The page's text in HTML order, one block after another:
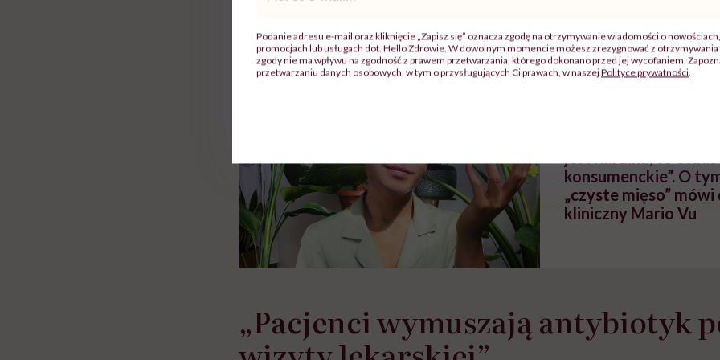
w tym może chyba tylko
głupota i brak wyobraźni"
kobiet w ciąży na rynku
pracy
warsztat
ekspercki
POLECAMY
„Sprzedaż mięsa
konsumenckie”. O
„czyste mięso”
kliniczny Mario Vu
„Pacjenci wymuszają antybiotyk
mail*
Podanie adresu e-mail oraz kliknięcie „Zapisz się” oznacza zgodę na otrzymywanie wiadomości o
promocjach lub usługach dot. Hello Zdrowie. W dowolnym momencie możesz zrezygnować z
zgody nie ma wpływu na zgodność z prawem przetwarzania, którego dokonano przed jej wycofaniem.
przetwarzaniu danych osobowych, w tym o przysługujących Ci prawach, w naszejPolityce prywatności.